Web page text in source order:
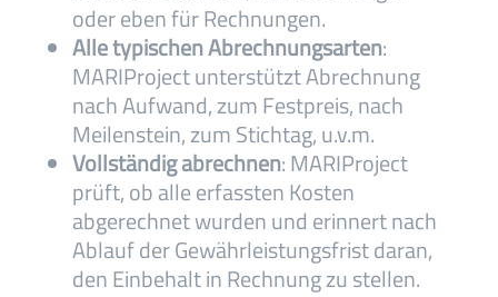
oder eben für Rechnungen.
Alle typischen Abrechnungsarten:
MARIProject unterstützt Abrechnung
nach Aufwand, zum Festpreis, nach
Meilenstein, zum Stichtag, u.v.m.
Vollständig abrechnen: MARIProject
prüft, ob alle erfassten Kosten
abgerechnet wurden und erinnert nach
Ablauf der Gewährleistungsfrist daran,
den Einbehalt in Rechnung zu stellen.